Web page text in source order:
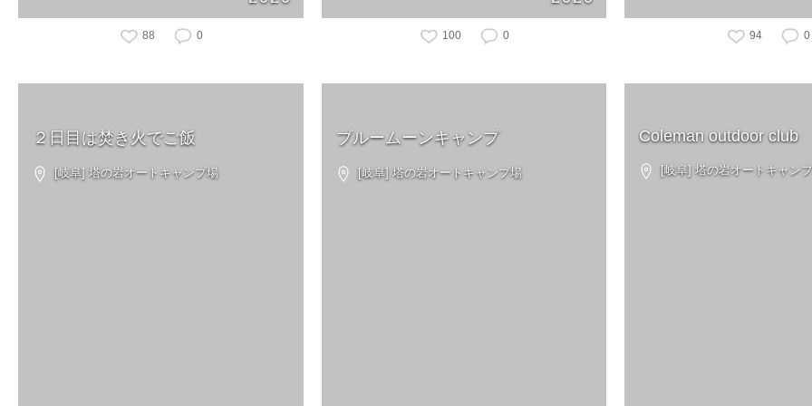
88 0 100 0 94 0
２日目は焚き火でご飯
[岐阜] 塔の岩オートキャンプ場
ブルームーンキャンプ
[岐阜] 塔の岩オートキャンプ場
Coleman outdoor club
[岐阜] 塔の岩オートキャン